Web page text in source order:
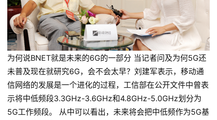
为何说BNET就是未来的6G的一部分 当记者问及为何5G还
未普及现在就研究6G，会不会太早？刘建军表示，移动通
信网络的发展是一个进化的过程，工信部在公开文件中曾表
示将中低频段3.3GHz-3.6GHz和4.8GHz-5.0GHz划分为
5G工作频段。 从中可以看出，未来将会把中低频作为5G基